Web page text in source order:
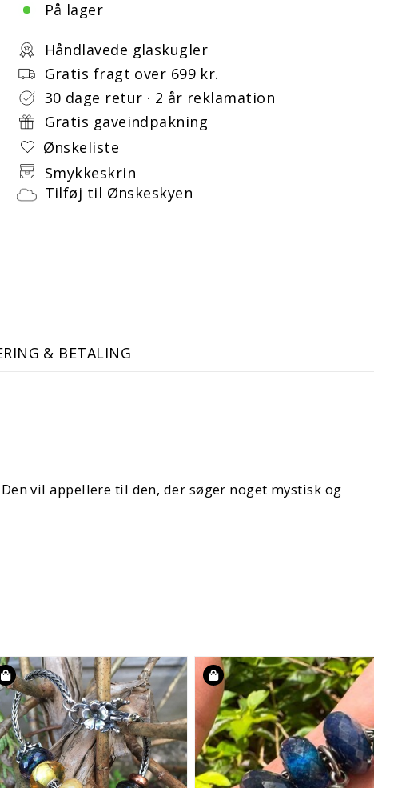
På lager
Håndlavede glaskugler
Gratis fragt over 699 kr.
30 dage retur · 2 år reklamation
Gratis gaveindpakning
Ønskeliste
Smykkeskrin
Tilføj til Ønskeskyen
& BETALING
vil appellere til den, der søger noget mystisk og